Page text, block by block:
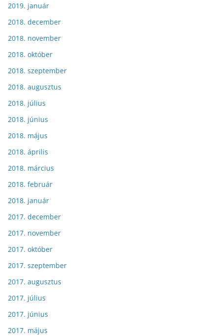
2019. január
2018. december
2018. november
2018. október
2018. szeptember
2018. augusztus
2018. július
2018. június
2018. május
2018. április
2018. március
2018. február
2018. január
2017. december
2017. november
2017. október
2017. szeptember
2017. augusztus
2017. július
2017. június
2017. május